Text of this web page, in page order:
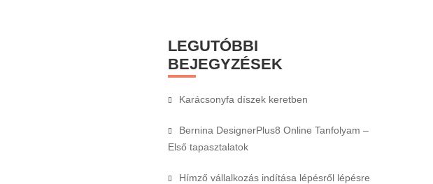
LEGUTÓBBI
BEJEGYZÉSEK
Karácsonyfa díszek keretben
Bernina DesignerPlus8 Online Tanfolyam –
Első tapasztalatok
Hímző vállalkozás indítása lépésről lépésre